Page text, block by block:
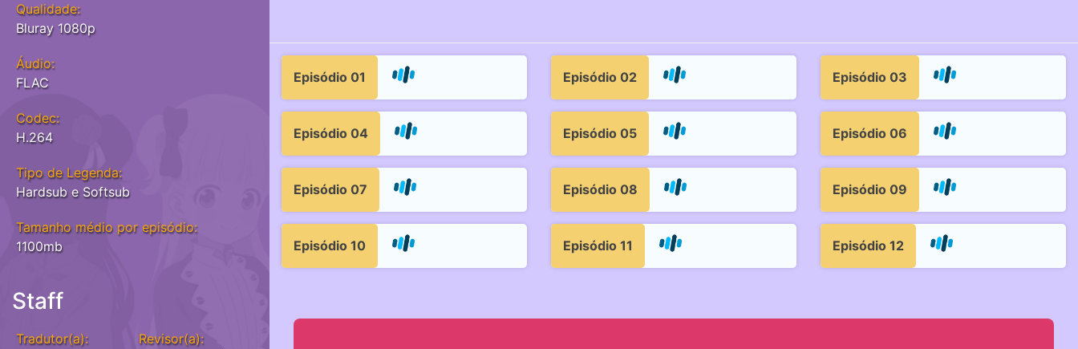
Qualidade:
Bluray 1080p
Áudio:
FLAC
Codec:
H.264
Tipo de Legenda:
Hardsub e Softsub
Tamanho médio por episódio:
1100mb
Staff
Tradutor(a):
Revisor(a):
Episódio 01 Episódio 02 Episódio 03
Episódio 04 Episódio 05 Episódio 06
Episódio 07 Episódio 08 Episódio 09
Episódio 10 Episódio 11 Episódio 12